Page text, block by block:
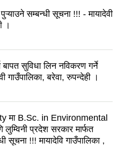
सम्बन्धी सूचना !!! - मायादेवी
।
सुविधा लिन नविकरण गर्ने
गाउँपालिका, बरेवा, रुपन्देही ।
मा B.Sc. in Environmental
प्रदेश सरकार मार्फत
सूचना !!! मायादेवि गाउँपालिका ,